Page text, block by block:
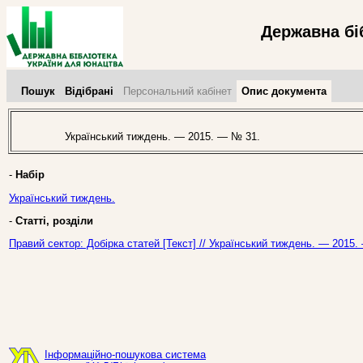
Державна
Пошук Відібрані Персональний кабінет Опис документа
Український тиждень. — 2015. — № 31.
- Набір
Український тиждень.
- Статті, розділи
Правий сектор: Добірка статей [Текст] // Український тиждень. —
Інформаційно-пошукова система